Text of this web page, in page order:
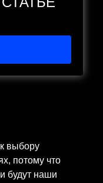
выбору
потому что
будут наши